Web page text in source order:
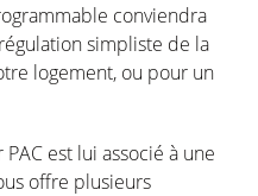
conviendra
régulationsimpliste de la
logement, ou pour un
PAC est lui associé à une
offre plusieurs